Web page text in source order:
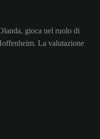
gioca nel ruolo di
La valutazione